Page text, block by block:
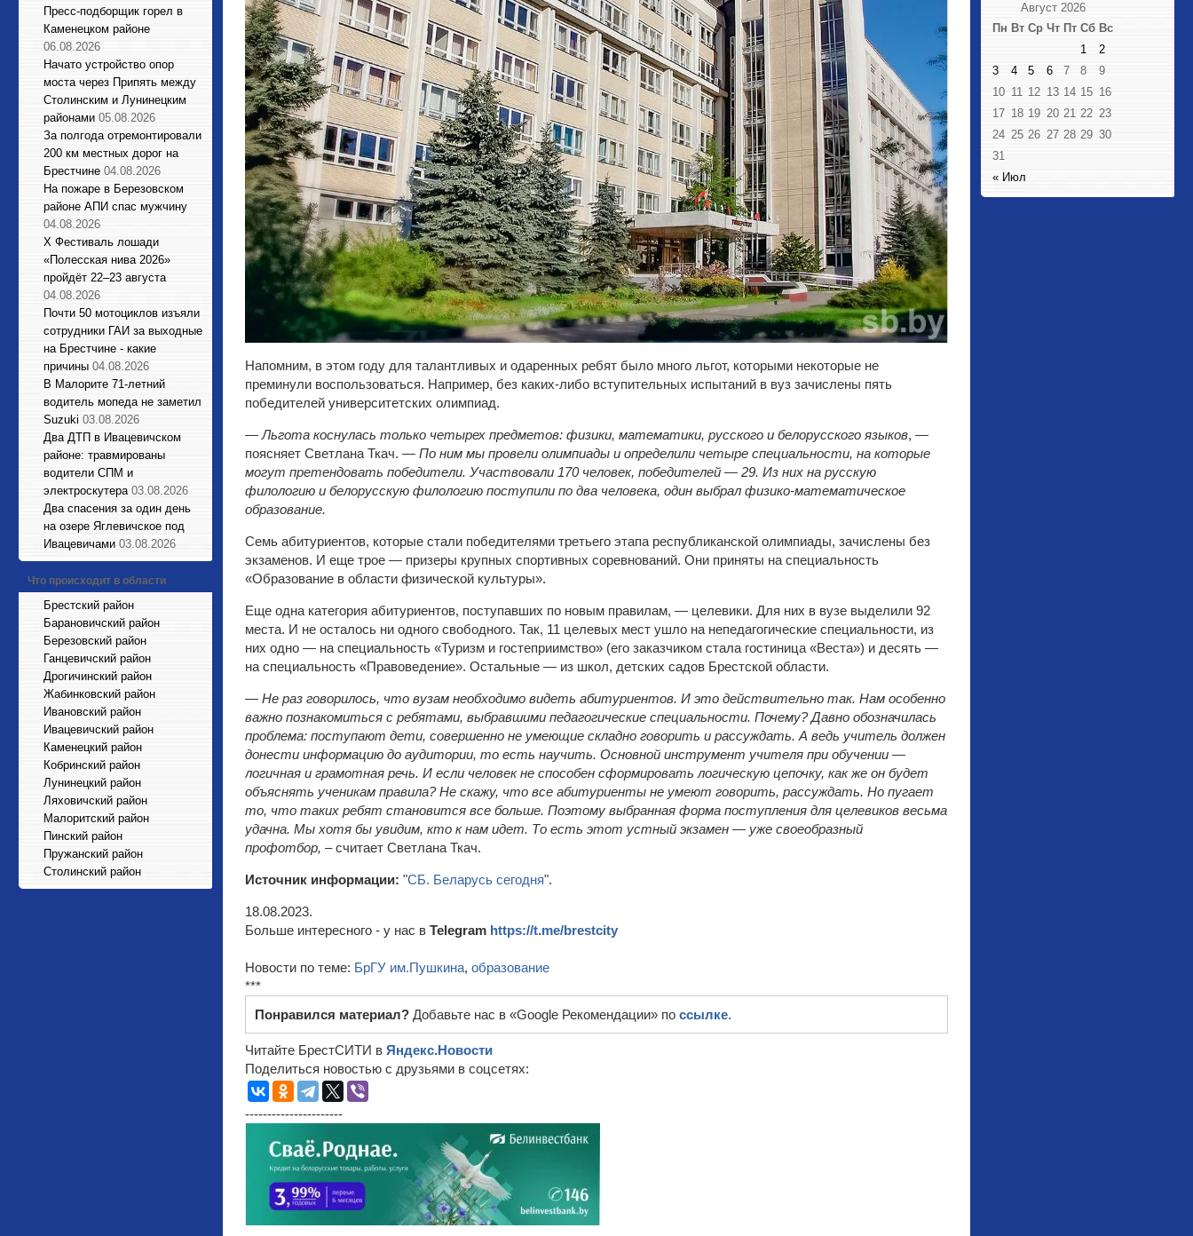
Пресс-подборщик горел в
Каменецком районе
06.08.2026
Начато устройство опор
моста через Припять между
Столинским и Лунинецким
районами 05.08.2026
За полгода отремонтировали
200 км местных дорог на
Брестчине 04.08.2026
На пожаре в Березовском
районе АПИ спас мужчину
04.08.2026
X Фестиваль лошади
«Полесская нива 2026»
пройдёт 22–23 августа
04.08.2026
Почти 50 мотоциклов изъяли
сотрудники ГАИ за выходные
на Брестчине - какие
причины 04.08.2026
В Малорите 71-летний
водитель мопеда не заметил
Suzuki 03.08.2026
Два ДТП в Ивацевичском
районе: травмированы
водители СПМ и
электроскутера 03.08.2026
Два спасения за один день
на озере Яглевичское под
Ивацевичами 03.08.2026
Что происходит в области
Брестский район
Барановичский район
Березовский район
Ганцевичский район
Дрогичинский район
Жабинковский район
Ивановский район
Ивацевичский район
Каменецкий район
Кобринский район
Лунинецкий район
Ляховичский район
Малоритский район
Пинский район
Пружанский район
Столинский район
Напомним, в этом году для талантливых и одаренных ребят было много льгот, которыми некоторые не
преминули воспользоваться. Например, без каких-либо вступительных испытаний в вуз зачислены пять
победителей университетских олимпиад.
— Льгота коснулась только четырех предметов: физики, математики, русского и белорусского языков, —
поясняет Светлана Ткач. — По ним мы провели олимпиады и определили четыре специальности, на которые
могут претендовать победители. Участвовали 170 человек, победителей — 29. Из них на русскую
филологию и белорусскую филологию поступили по два человека, один выбрал физико-математическое
образование.
Семь абитуриентов, которые стали победителями третьего этапа республиканской олимпиады, зачислены без
экзаменов. И еще трое — призеры крупных спортивных соревнований. Они приняты на специальность
«Образование в области физической культуры».
Еще одна категория абитуриентов, поступавших по новым правилам, — целевики. Для них в вузе выделили 92
места. И не осталось ни одного свободного. Так, 11 целевых мест ушло на непедагогические специальности, из
них одно — на специальность «Туризм и гостеприимство» (его заказчиком стала гостиница «Веста») и десять —
на специальность «Правоведение». Остальные — из школ, детских садов Брестской области.
— Не раз говорилось, что вузам необходимо видеть абитуриентов. И это действительно так. Нам особенно
важно познакомиться с ребятами, выбравшими педагогические специальности. Почему? Давно обозначилась
проблема: поступают дети, совершенно не умеющие складно говорить и рассуждать. А ведь учитель должен
донести информацию до аудитории, то есть научить. Основной инструмент учителя при обучении —
логичная и грамотная речь. И если человек не способен сформировать логическую цепочку, как же он будет
объяснять ученикам правила? Не скажу, что все абитуриенты не умеют говорить, рассуждать. Но пугает
то, что таких ребят становится все больше. Поэтому выбранная форма поступления для целевиков весьма
удачна. Мы хотя бы увидим, кто к нам идет. То есть этот устный экзамен — уже своеобразный
профотбор, – считает Светлана Ткач.
Источник информации: "СБ. Беларусь сегодня".
18.08.2023.
Больше интересного - у нас в Telegram https://t.me/brestcity
Новости по теме: БрГУ им.Пушкина, образование
***
Понравился материал? Добавьте нас в «Google Рекомендации» по ссылке.
Читайте БрестСИТИ в Яндекс.Новости
Поделиться новостью с друзьями в соцсетях:
----------------------
Август 2026
Пн Вт Ср Чт Пт Сб Вс
« Июл
1
2
3
4 5 6 7 8
9
10 11 12 13 14 15 16
17 18 19 20 21 22 23
24 25 26 27 28 29 30
31